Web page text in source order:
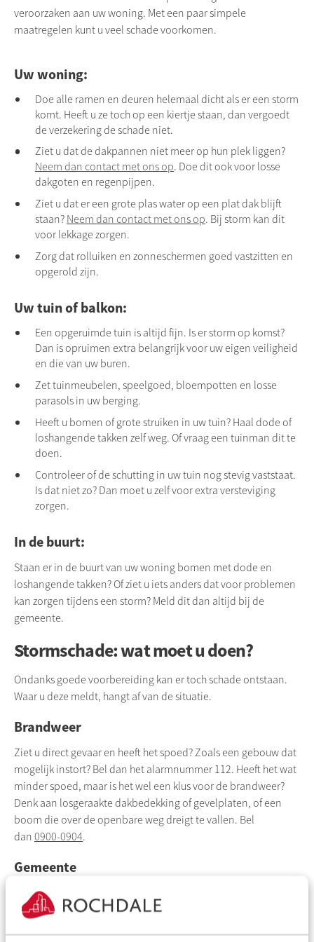
veroorzaken aan uw woning. Met een paar simpele
maatregelen kunt u veel schade voorkomen.
Uw woning:
Doe alle ramen en deuren helemaal dicht als er een storm
komt. Heeft u ze toch op een kiertje staan, dan vergoedt
de verzekering de schade niet.
Ziet u dat de dakpannen niet meer op hun plek liggen?
Neem dan contact met ons op. Doe dit ook voor losse
dakgoten en regenpijpen.
Ziet u dat er een grote plas water op een plat dak blijft
staan? Neem dan contact met ons op. Bij storm kan dit
voor lekkage zorgen.
Zorg dat rolluiken en zonneschermen goed vastzitten en
opgerold zijn.
Uw tuin of balkon:
Een opgeruimde tuin is altijd fijn. Is er storm op komst?
Dan is opruimen extra belangrijk voor uw eigen veiligheid
en die van uw buren.
Zet tuinmeubelen, speelgoed, bloempotten en losse
parasols in uw berging.
Heeft u bomen of grote struiken in uw tuin? Haal dode of
loshangende takken zelf weg. Of vraag een tuinman dit te
doen.
Controleer of de schutting in uw tuin nog stevig vaststaat.
Is dat niet zo? Dan moet u zelf voor extra versteviging
zorgen.
In de buurt:
Staan er in de buurt van uw woning bomen met dode en
loshangende takken? Of ziet u iets anders dat voor problemen
kan zorgen tijdens een storm? Meld dit dan altijd bij de
gemeente.
Stormschade: wat moet u doen?
Ondanks goede voorbereiding kan er toch schade ontstaan.
Waar u deze meldt, hangt af van de situatie.
Brandweer
Ziet u direct gevaar en heeft het spoed? Zoals een gebouw dat
mogelijk instort? Bel dan het alarmnummer 112. Heeft het wat
minder spoed, maar is het wel een klus voor de brandweer?
Denk aan losgeraakte dakbedekking of gevelplaten, of een
boom die over de openbare weg dreigt te vallen. Bel
dan 0900-0904.
Gemeente
Ziet u schade buiten uw eigen tuin en woning, zoals een
omgevallen boom in een berm, bel dan de gemeente.